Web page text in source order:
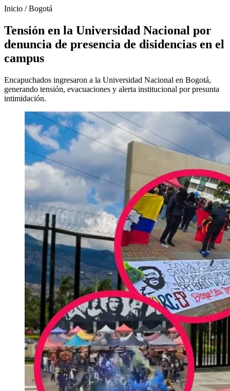
Inicio /Bogotá
Tensión en la Universidad Nacional por
denuncia de presencia de disidencias en el
campus
Encapuchados ingresaron a la Universidad Nacional en Bogotá,
generando tensión, evacuaciones y alerta institucional por presunta
intimidación.